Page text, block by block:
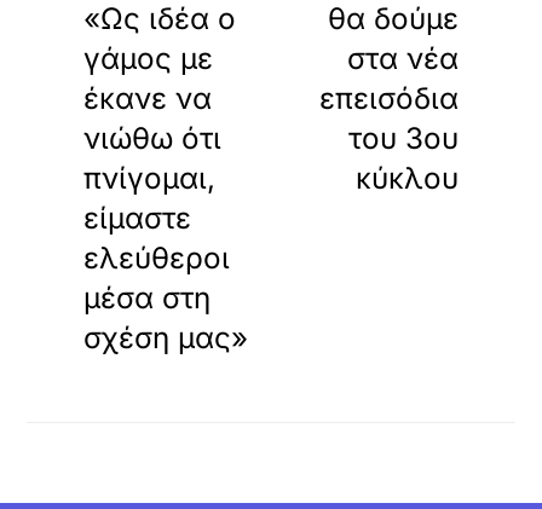
«Ως ιδέα ο
γάμος με
έκανε να
νιώθω ότι
πνίγομαι,
είμαστε
ελεύθεροι
μέσα στη
σχέση μας»
θα δούμε
στα νέα
επεισόδια
του 3ου
κύκλου